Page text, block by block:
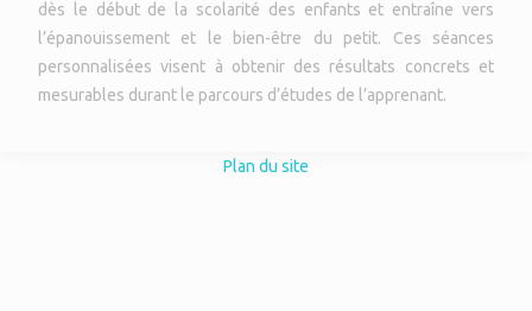
dès le début de la scolarité des enfants et entraîne vers
l’épanouissement et le bien-être du petit. Ces séances
personnalisées visent à obtenir des résultats concrets et
mesurables durant le parcours d’études de l’apprenant.
Plan du site